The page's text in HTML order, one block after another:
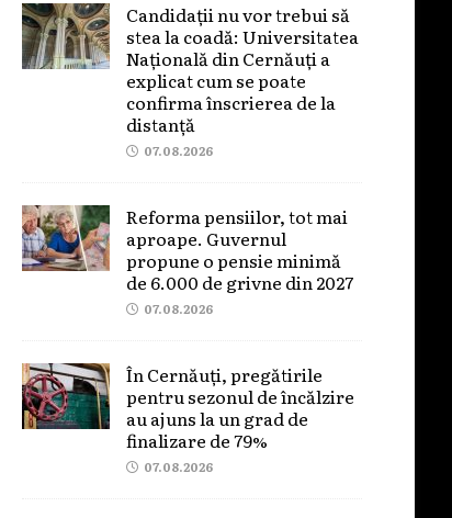
Candidații nu vor trebui să
stea la coadă: Universitatea
Națională din Cernăuți a
explicat cum se poate
confirma înscrierea de la
distanță
07.08.2026
Reforma pensiilor, tot mai
aproape. Guvernul
propune o pensie minimă
de 6.000 de grivne din 2027
07.08.2026
În Cernăuți, pregătirile
pentru sezonul de încălzire
au ajuns la un grad de
finalizare de 79%
07.08.2026